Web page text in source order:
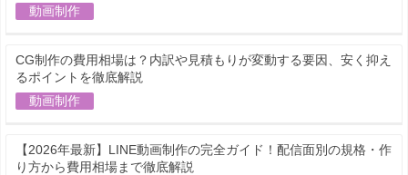
動画制作
CG制作の費用相場は？内訳や見積もりが変動する要因、安く抑え
るポイントを徹底解説
動画制作
【2026年最新】LINE動画制作の完全ガイド！配信面別の規格・作
り方から費用相場まで徹底解説